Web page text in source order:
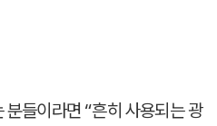
들이라면 “흔히 사용되는 광